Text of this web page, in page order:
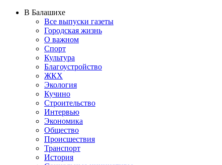
В Балашихе
Все выпуски газеты
Городская жизнь
О важном
Спорт
Культура
Благоустройство
ЖКХ
Экология
Кучино
Строительство
Интервью
Экономика
Общество
Происшествия
Транспорт
История